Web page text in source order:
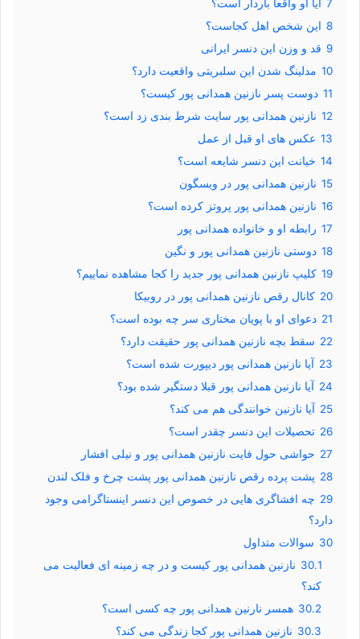
7 آیا او واقعا باردار است؟
8 این شخص اهل کجاست؟
9 قد و وزن این دنسر ایرانی
10 مدلینگ شدن این سلبریتی واقعیت دارد؟
11 دوست پسر نازنین همدانی پور کیست؟
12 نازنین همدانی پور سایت شرط بندی زد است؟
13 عکس های او قبل از عمل
14 خیانت این دنسر شایعه است؟
15 نازنین همدانی پور در ویسگون
16 نازنین همدانی پور پروتز کرده است؟
17 رابطه او و خانواده همدانی پور
18 دوستی نازنین همدانی پور و نگین
19 کلیپ نازنین همدانی پور جدید را کجا مشاهده نماییم؟
20 کانال رقص نازنین همدانی پور در روبیکا
21 دعوای او با پویان مختاری سر چه بوده است؟
22 سقط بچه نازنین همدانی پور حقیقت دارد؟
23 آیا نازنین همدانی پور دیپورت شده است؟
24 آیا نازنین همدانی پور قبلا دستگیر شده بود؟
25 آیا نازنین خوانندگی هم می کند؟
26 تحصیلات این دنسر چقدر است؟
27 حواشی حول فایت نازنین همدانی پور و نیلی افشار
28 پشت پرده رقص نازنین همدانی پور پشت چرخ و فلک لندن
29 چه افشاگری هایی در خصوص این دنسر اینستاگرامی وجود
دارد؟
30 سوالات متداول
30.1 نازنین همدانی پور کیست و در چه زمینه ای فعالیت می
کند؟
30.2 همسر نارنین همدانی پور چه کسی است؟
30.3 نازنین همدانی پور کجا زندگی می کند؟